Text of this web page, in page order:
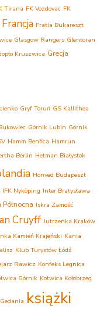
Tirana FK Vozdovac FK
Francja Fratia Bukareszt
Glasgow Rangers Glentoran
Kruszwica Grecja
Gryf Toruń GS Kallithea
Górnik Lubin Górnik
Hamm Benfica Hamrun
Berlin Hetman Białystok
Honved Budapeszt
IFK Nyköping Inter Bratysława
Iskra Zamość
Cruyff Jutrzenka Kraków
Kamień Krajeński Kania
Klub Turystów Łódź
Rawicz Konfeks Legnica
Górnik Kotwica Kołobrzeg
książki